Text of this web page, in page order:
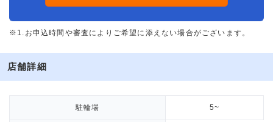
※1.お申込時間や審査によりご希望に添えない場合がございます。
店舗詳細
駐輪場 5~